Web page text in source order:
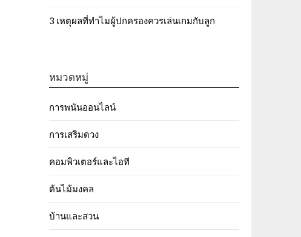
3 เหตุผลที่ทำไมผู้ปกครองควรเล่นเกมกับลูก
หมวดหมู่
การพนันออนไลน์
การเสริมดวง
คอมพิวเตอร์และไอที
ต้นไม้มงคล
บ้านและสวน